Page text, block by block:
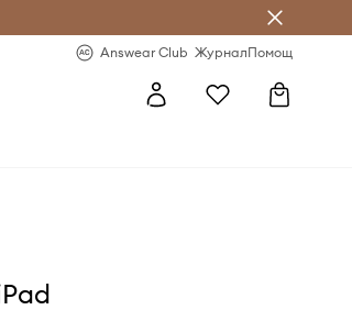
Answear Club ЖурналПомощ